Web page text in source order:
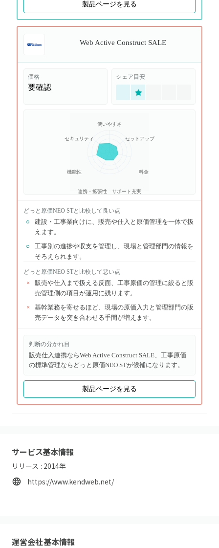
製品ページを見る
Web Active Construct SALE
価格
要確認
シェア目安
使いやすさ
セットアップ
料金
サポート充実
連携・拡張性
機能性
セキュリティ
どっと原価NEO STと比較して良い点
○
建設・工事業向けに、販売や仕入と原価管理を一体で扱
えます。
○
工事別の進捗や収支を管理し、現場と管理部門の情報を
そろえられます。
どっと原価NEO STと比較して悪い点
×
販売や仕入まで扱える反面、工事原価の管理に絞ると販
売管理側の項目が運用に残ります。
×
基幹業務を寄せるほど、現場の原価入力と管理部門の販
売データを突き合わせる手間が増えます。
判断の分かれ目
販売仕入連携ならWeb Active Construct SALE、工事原価
の標準管理ならどっと原価NEO STが候補になります。
製品ページを見る
サービス基本情報
リリース : 2014年
https://www.kendweb.net/
運営会社基本情報